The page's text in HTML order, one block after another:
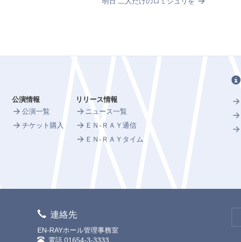
公演情報
公演一覧
チケット購入
リリース情報
ニュース一覧
ＥＮ-ＲＡＹ通信
ＥＮ-ＲＡＹタイム
連絡先
EN-RAYホール管理事務室
電話 01654-3-3333